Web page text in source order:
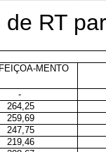
de RT
MENTO
-
264,25
259,69
247,75
219,46